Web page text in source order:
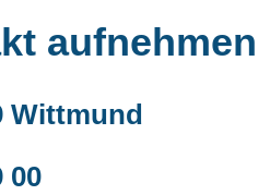
aufnehmen
Wittmund
00